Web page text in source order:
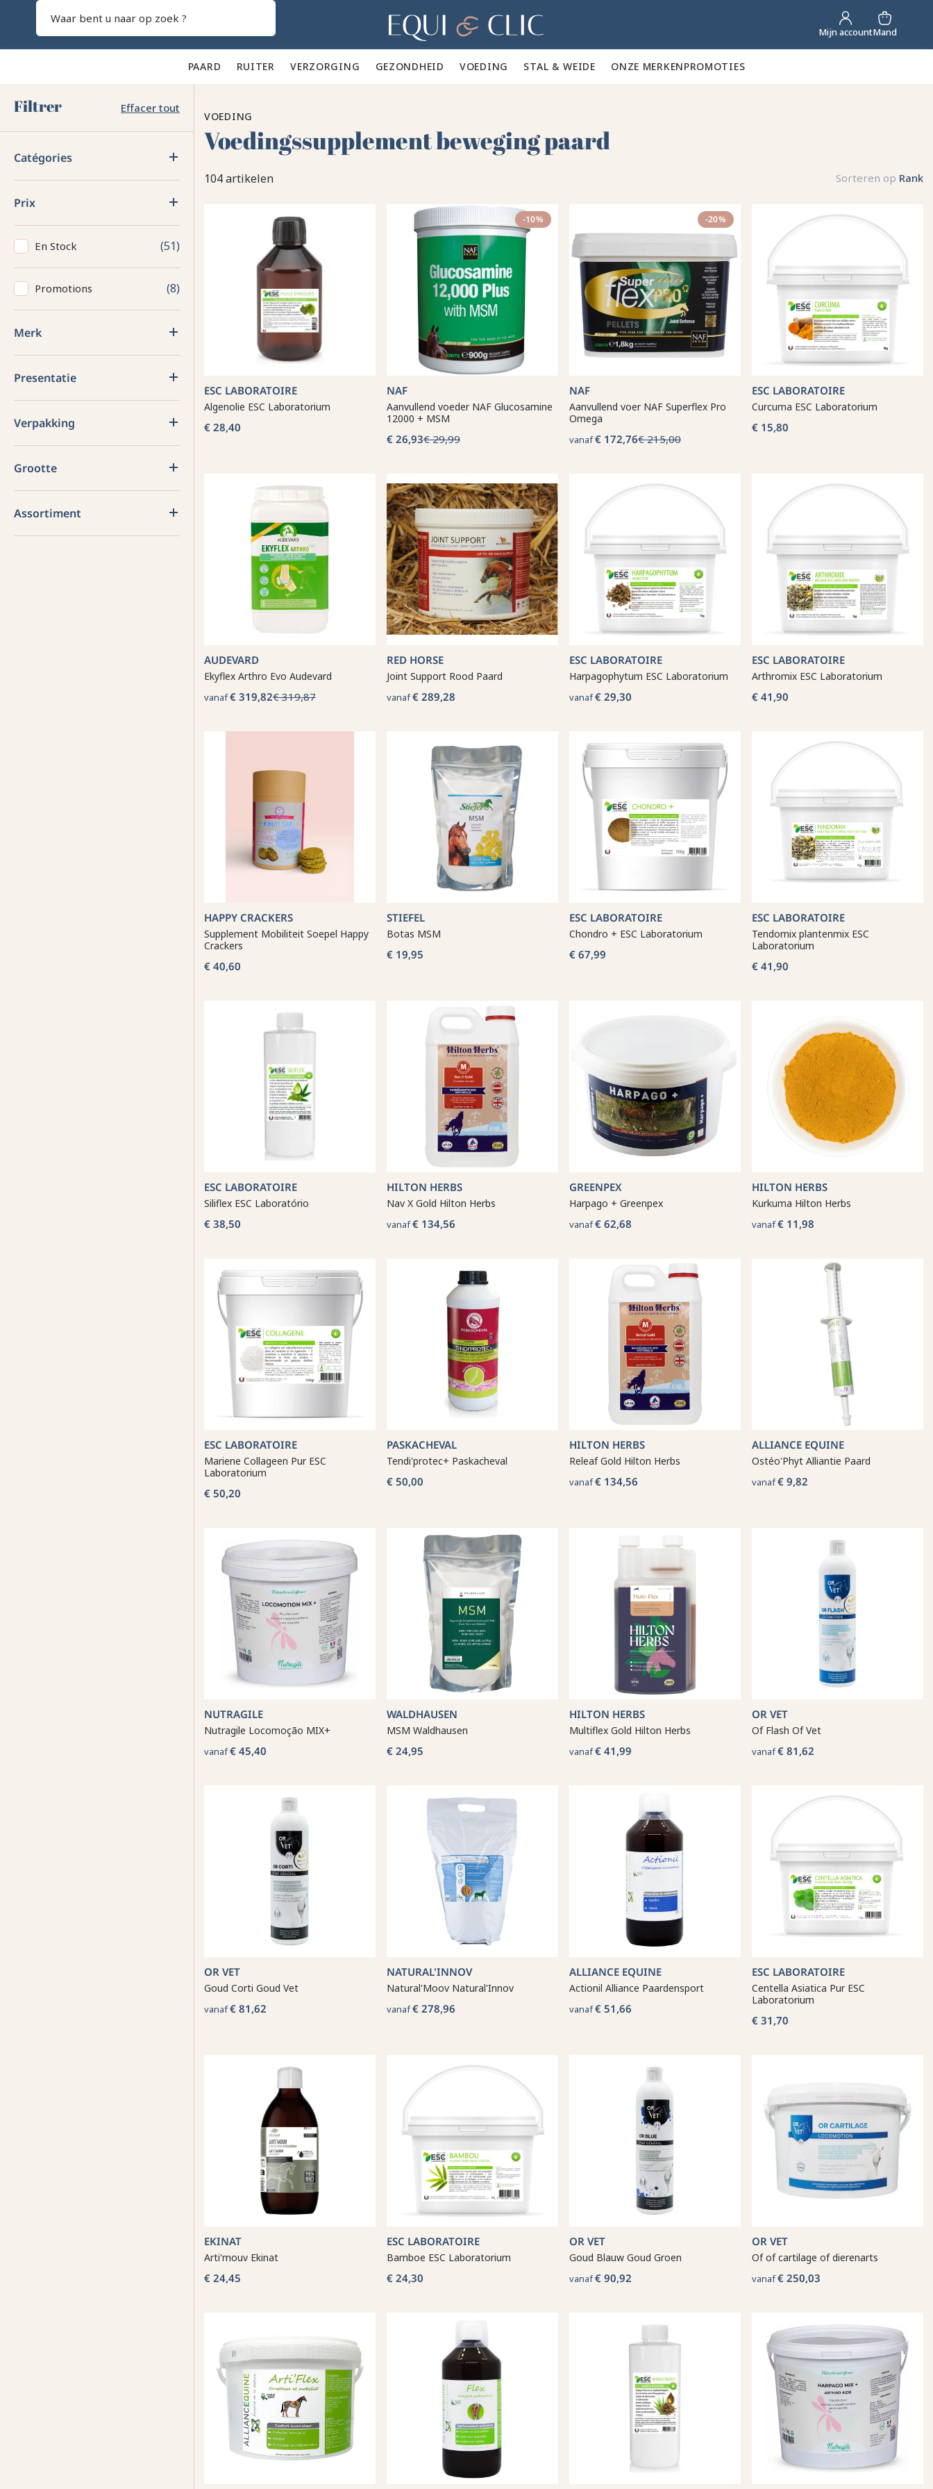
Home Mijn accountMand
PAARD 🐎 RUITER 👕VERZORGING 🪮 GEZONDHEID ✨VOEDING 🥕 STAL & WEIDE 🍃 ONZE MERKENPROMOTIES
Filtrer Effacer tout
Catégories
Prix
En Stock 51
Promotions 8
Merk
Presentatie
Verpakking
Grootte
Assortiment
VOEDING
Voedingssupplement beweging paard
104 artikelen Sorteren op Rank
ESC LABORATOIRE
Algenolie ESC Laboratorium
€ 28,40
-10%
NAF
Aanvullend voeder NAF Glucosamine
12000 + MSM
€ 26,93€ 29,99
-20%
NAF
Aanvullend voer NAF Superflex Pro
Omega
vanaf€ 172,76€ 215,00
ESC LABORATOIRE
Curcuma ESC Laboratorium
€ 15,80
AUDEVARD
Ekyflex Arthro Evo Audevard
vanaf€ 319,82€ 319,87
RED HORSE
Joint Support Rood Paard
vanaf€ 289,28
ESC LABORATOIRE
Harpagophytum ESC Laboratorium
vanaf€ 29,30
ESC LABORATOIRE
Arthromix ESC Laboratorium
€ 41,90
HAPPY CRACKERS
Supplement Mobiliteit Soepel Happy
Crackers
€ 40,60
STIEFEL
Botas MSM
€ 19,95
ESC LABORATOIRE
Chondro + ESC Laboratorium
€ 67,99
ESC LABORATOIRE
Tendomix plantenmix ESC
Laboratorium
€ 41,90
ESC LABORATOIRE
Siliflex ESC Laboratório
€ 38,50
HILTON HERBS
Nav X Gold Hilton Herbs
vanaf€ 134,56
GREENPEX
Harpago + Greenpex
vanaf€ 62,68
HILTON HERBS
Kurkuma Hilton Herbs
vanaf€ 11,98
ESC LABORATOIRE
Mariene Collageen Pur ESC
Laboratorium
€ 50,20
PASKACHEVAL
Tendi'protec+ Paskacheval
€ 50,00
HILTON HERBS
Releaf Gold Hilton Herbs
vanaf€ 134,56
ALLIANCE EQUINE
Ostéo'Phyt Alliantie Paard
vanaf€ 9,82
NUTRAGILE
Nutragile Locomoção MIX+
vanaf€ 45,40
WALDHAUSEN
MSM Waldhausen
€ 24,95
HILTON HERBS
Multiflex Gold Hilton Herbs
vanaf€ 41,99
OR VET
Of Flash Of Vet
vanaf€ 81,62
OR VET
Goud Corti Goud Vet
vanaf€ 81,62
NATURAL'INNOV
Natural'Moov Natural'Innov
vanaf€ 278,96
ALLIANCE EQUINE
Actionil Alliance Paardensport
vanaf€ 51,66
ESC LABORATOIRE
Centella Asiatica Pur ESC
Laboratorium
€ 31,70
EKINAT
Arti'mouv Ekinat
€ 24,45
ESC LABORATOIRE
Bamboe ESC Laboratorium
€ 24,30
OR VET
Goud Blauw Goud Groen
vanaf€ 90,92
OR VET
Of of cartilage of dierenarts
vanaf€ 250,03